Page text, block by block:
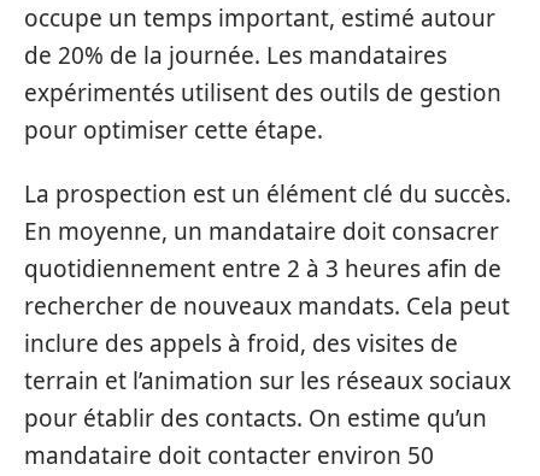
occupe un temps important, estimé autour
de 20% de la journée. Les mandataires
expérimentés utilisent des outils de gestion
pour optimiser cette étape.
La prospection est un élément clé du succès.
En moyenne, un mandataire doit consacrer
quotidiennement entre 2 à 3 heures afin de
rechercher de nouveaux mandats. Cela peut
inclure des appels à froid, des visites de
terrain et l’animation sur les réseaux sociaux
pour établir des contacts. On estime qu’un
mandataire doit contacter environ 50